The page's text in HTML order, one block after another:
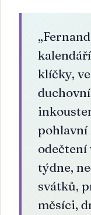
„
klíčky,
pohlavní
týdne,
svátků,
měsíci,